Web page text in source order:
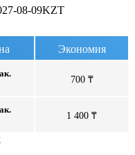
08-09KZT
Экономия
700 ₸
1 400 ₸